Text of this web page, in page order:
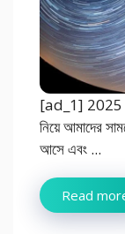
[ad_1] 2025
নিয়ে আমাদের
আসে এবং ...
Read